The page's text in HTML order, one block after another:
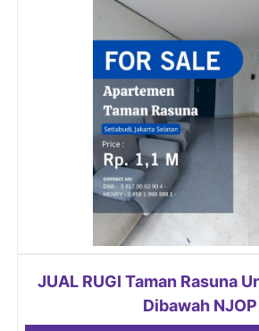
JUAL RUGI Taman Rasuna
Dibawah NJOP